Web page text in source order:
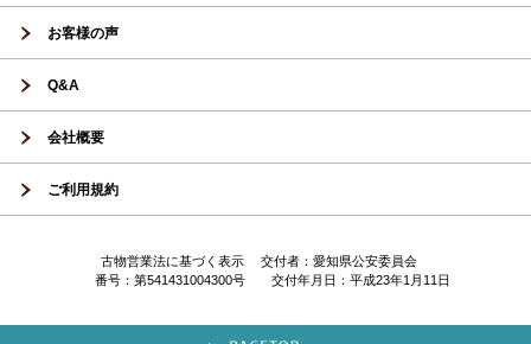
お客様の声
Q&A
会社概要
ご利用規約
古物営業法に基づく表示 交付者：愛知県公安委員会
番号：第541431004300号 交付年月日：平成23年1月11日